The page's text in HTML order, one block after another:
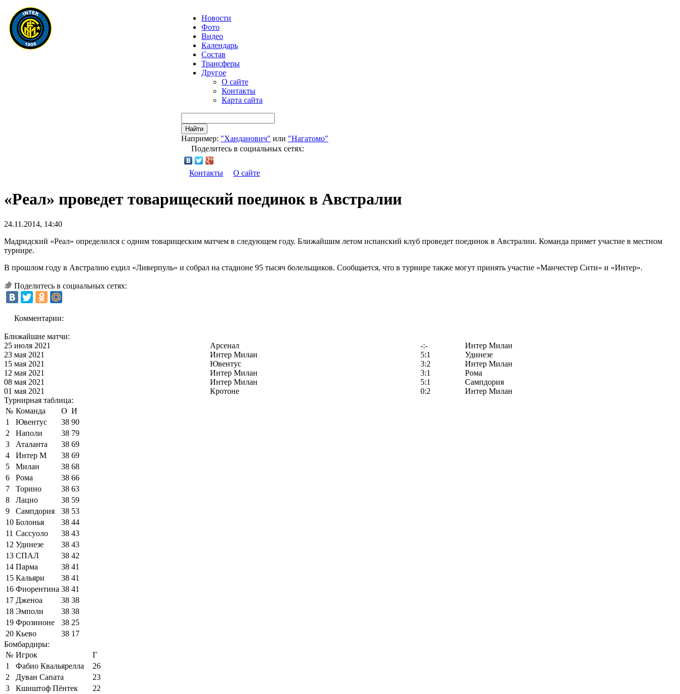
Новости
Фото
Видео
Календарь
Состав
Трансферы
Другое
О сайте
Контакты
Карта сайта
Найти
Например: "Ханданович" или "Нагатомо"
Поделитесь в социальных сетях:
Контакты О сайте
«Реал» проведет товарищеский поединок в Австралии
24.11.2014, 14:40
Мадридский «Реал» определился с одним товарищеским матчем в следующем году. Ближайшим летом испанский клуб проведет поединок в Австралии. Команда примет участие в местном
турнире.
В прошлом году в Австралию ездил «Ливерпуль» и собрал на стадионе 95 тысяч болельщиков. Сообщается, что в турнире также могут принять участие «Манчестер Сити» и «Интер».
Поделитесь в социальных сетях:
Комментарии:
Ближайшие матчи:
25 июля 2021
Арсенал -:-
Интер Милан
23 мая 2021
Интер Милан 5:1
Удинезе
15 мая 2021
Ювентус 3:2
Интер Милан
12 мая 2021
Интер Милан 3:1
Рома
08 мая 2021
Интер Милан 5:1
Сампдория
01 мая 2021
Кротоне 0:2
Интер Милан
Турнирная таблица:
№ Команда О И
1
Ювентус 38 90
2
Наполи 38 79
3
Аталанта 38 69
4
Интер М 38 69
5
Милан 38 68
6
Рома 38 66
7
Торино 38 63
8
Лацио 38 59
9
Сампдория 38 53
10 Болонья 38 44
11 Сассуоло 38 43
12 Удинезе 38 43
13 СПАЛ 38 42
14 Парма 38 41
15 Кальяри 38 41
16 Фиорентина 38 41
17 Дженоа 38 38
18 Эмполи 38 38
19 Фрозиноне 38 25
20 Кьево 38 17
Бомбардиры:
№ Игрок
Г
1
Фабио Квальярелла
26
2
Дуван Сапата
23
3
Кшиштоф Пёнтек
22